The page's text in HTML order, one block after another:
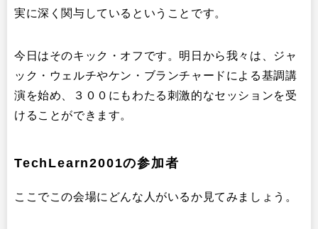
実に深く関与しているということです。
今日はそのキック・オフです。明日から我々は、ジャ
ック・ウェルチやケン・ブランチャードによる基調講
演を始め、３００にもわたる刺激的なセッションを受
けることができます。
TechLearn2001の参加者
ここでこの会場にどんな人がいるか見てみましょう。